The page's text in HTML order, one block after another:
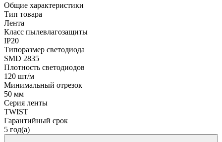
Общие характеристики
Тип товара
Лента
Класс пылевлагозащиты
IP20
Типоразмер светодиода
SMD 2835
Плотность светодиодов
120 шт/м
Минимальный отрезок
50 мм
Серия ленты
TWIST
Гарантийный срок
5 год(а)